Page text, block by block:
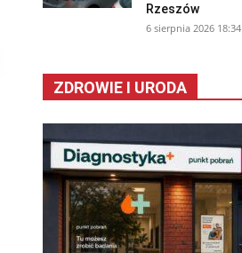
Rzeszów
6 sierpnia 2026 18:34
ZDROWIE I URODA